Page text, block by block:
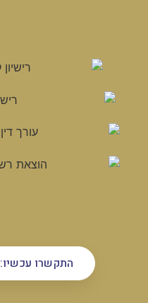
התקשרו עכשיו: 077-805-3200